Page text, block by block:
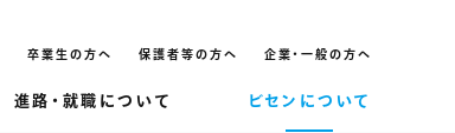
卒業生の方へ 保護者等の方へ 企業・一般の方へ
進路・就職について ビセンについて